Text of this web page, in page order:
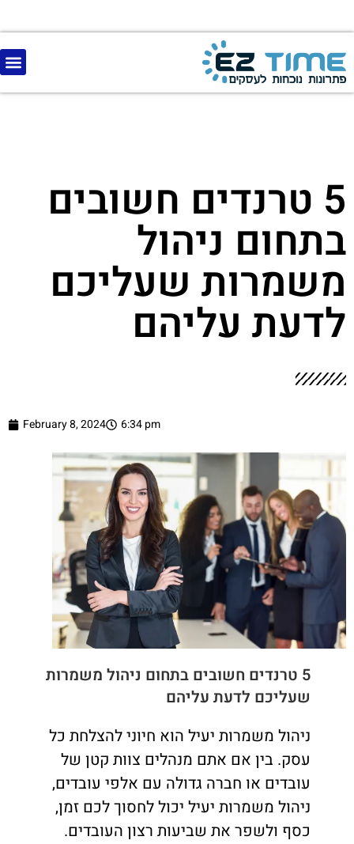
5 טרנדים חשובים
בתחום ניהול
משמרות שעליכם
לדעת עליהם
February 8, 2024 6:34 pm
5 טרנדים חשובים בתחום ניהול משמרות
שעליכם לדעת עליהם
ניהול משמרות יעיל הוא חיוני להצלחת כל
עסק. בין אם אתם מנהלים צוות קטן של
עובדים או חברה גדולה עם אלפי עובדים,
ניהול משמרות יעיל יכול לחסוך לכם זמן,
כסף ולשפר את שביעות רצון העובדים.